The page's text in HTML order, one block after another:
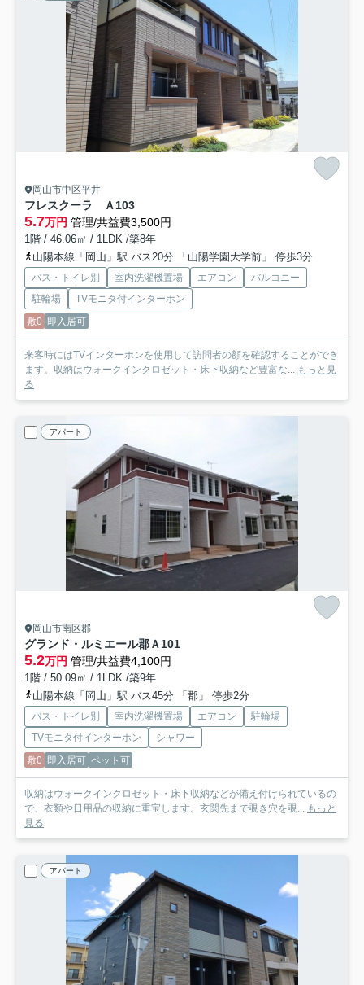
岡山市中区平井
フレスクーラ Ａ 103
5.7万円 管理/共益費3,500円
1階 / 46.06㎡ / 1LDK /築8年
山陽本線「岡山」駅 バス20分 「山陽学園大学前」 停歩3分
バス・トイレ別 室内洗濯機置場 エアコン
バルコニー
駐輪場
TVモニタ付インターホン
敷0 即入居可
来客時にはTVインターホンを使用して訪問者の顔を確認することができ
ます。収納はウォークインクロゼット・床下収納など豊富な... もっと見
る
アパート
岡山市南区郡
グランド・ルミエール郡Ａ 101
5.2万円 管理/共益費4,100円
1階 / 50.09㎡ / 1LDK /築9年
山陽本線「岡山」駅 バス45分 「郡」 停歩2分
バス・トイレ別 室内洗濯機置場 エアコン
駐輪場
TVモニタ付インターホン
シャワー
敷0 即入居可 ペット可
収納はウォークインクロゼット・床下収納などが備え付けられているの
で、衣類や日用品の収納に重宝します。玄関先まで覗き穴を覗... もっと
見る
アパート